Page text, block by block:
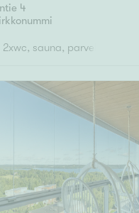
4
sauna, parveke